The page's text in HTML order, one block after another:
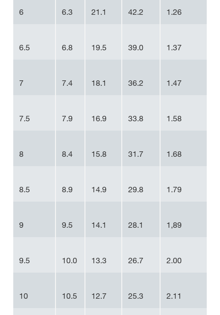
6 6.3 21.1 42.2 1.26
6.5 6.8 19.5 39.0 1.37
7 7.4 18.1 36.2 1.47
7.5 7.9 16.9 33.8 1.58
8 8.4 15.8 31.7 1.68
8.5 8.9 14.9 29.8 1.79
9 9.5 14.1 28.1 1,89
9.5 10.0 13.3 26.7 2.00
10 10.5 12.7 25.3 2.11